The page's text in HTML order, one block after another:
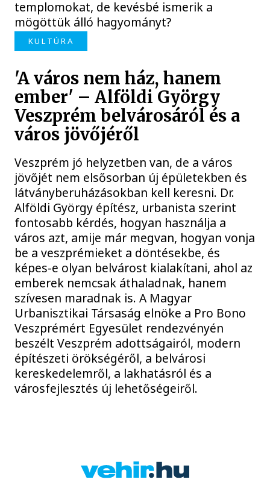
templomokat, de kevésbé ismerik a
mögöttük álló hagyományt?
KULTÚRA
'A város nem ház, hanem
ember' – Alföldi György
Veszprém belvárosáról és a
város jövőjéről
Veszprém jó helyzetben van, de a város
jövőjét nem elsősorban új épületekben és
látványberuházásokban kell keresni. Dr.
Alföldi György építész, urbanista szerint
fontosabb kérdés, hogyan használja a
város azt, amije már megvan, hogyan vonja
be a veszprémieket a döntésekbe, és
képes-e olyan belvárost kialakítani, ahol az
emberek nemcsak áthaladnak, hanem
szívesen maradnak is. A Magyar
Urbanisztikai Társaság elnöke a Pro Bono
Veszprémért Egyesület rendezvényén
beszélt Veszprém adottságairól, modern
építészeti örökségéről, a belvárosi
kereskedelemről, a lakhatásról és a
városfejlesztés új lehetőségeiről.